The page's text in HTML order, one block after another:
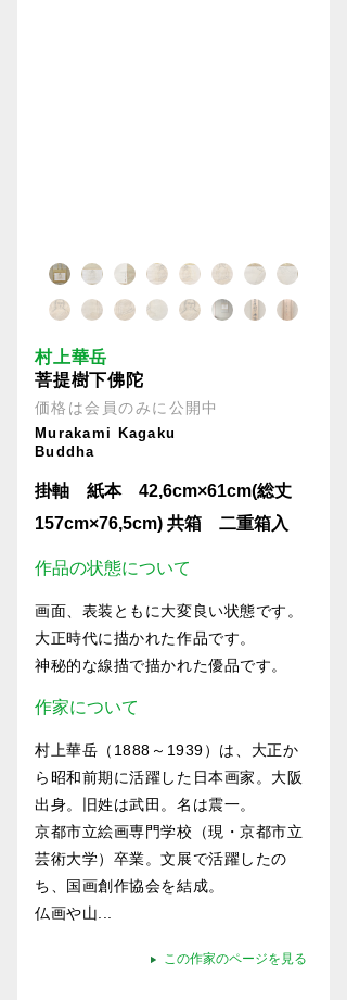
村上華岳
菩提樹下佛陀
価格は会員のみに公開中
Murakami Kagaku
Buddha
掛軸 紙本 42,6cm×61cm(総丈
157cm×76,5cm) 共箱 二重箱入
作品の状態について
画面、表装ともに大変良い状態です。
大正時代に描かれた作品です。
神秘的な線描で描かれた優品です。
作家について
村上華岳（1888～1939）は、大正か
ら昭和前期に活躍した日本画家。大阪
出身。旧姓は武田。名は震一。
京都市立絵画専門学校（現・京都市立
芸術大学）卒業。文展で活躍したの
ち、国画創作協会を結成。
仏画や山...
この作家のページを見る